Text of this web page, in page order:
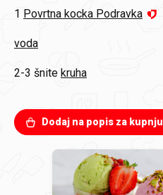
1 Povrtna kocka Podravka
voda
2-3 šnite kruha
Dodaj na popis za kupnju